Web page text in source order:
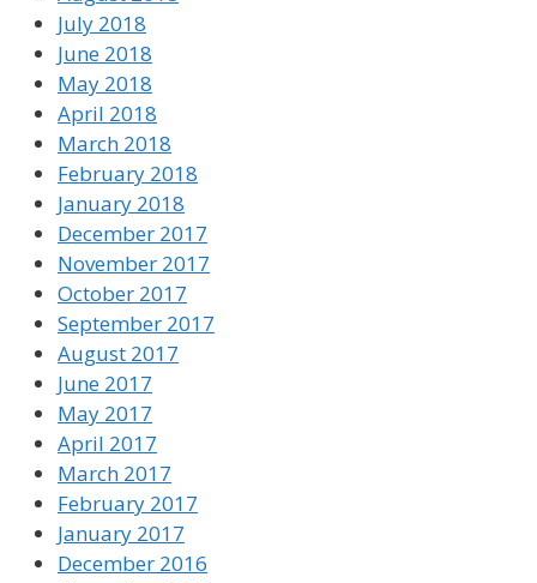
July 2018
June 2018
May 2018
April 2018
March 2018
February 2018
January 2018
December 2017
November 2017
October 2017
September 2017
August 2017
June 2017
May 2017
April 2017
March 2017
February 2017
January 2017
December 2016